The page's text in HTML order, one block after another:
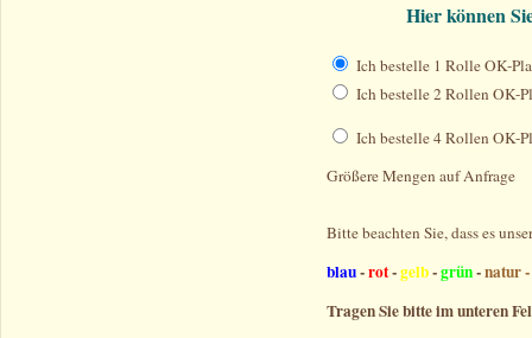
Hier können
Ich bestelle 1 Rolle OK-
Ich bestelle 2 Rollen OK-
Ich bestelle 4 Rollen OK-
Größere Mengen auf Anfrage
Bitte beachten Sie, dass es
blau-rot-gelb-grün-natur -
Tragen Sie bitte im unteren